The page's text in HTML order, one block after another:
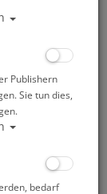
Publishern
Sie tun dies,
bedarf